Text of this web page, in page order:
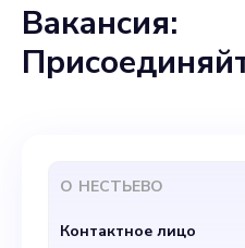
Вакансия:
менеджера
Наш стартап
О НЕСТЬЕВО
Контактное лицо